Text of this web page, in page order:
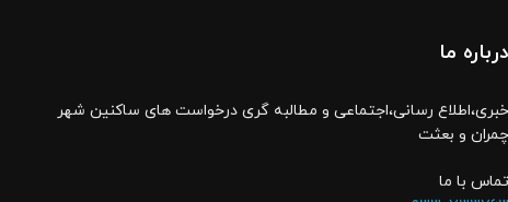
درباره ما
خبری،اطلاع رسانی،اجتماعی و مطالبه گری درخواست های ساکنین شهر
چمران و بعثت
تماس با ما